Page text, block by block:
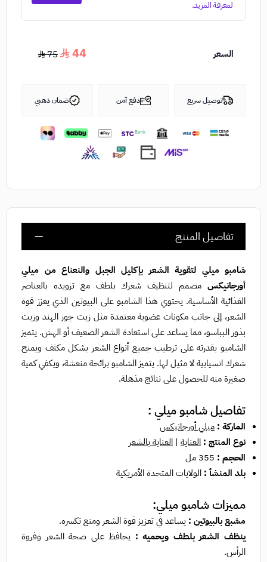
السعر 44
75
توصيل سريع دفع آمن ضمان ذهبي
تفاصيل المنتج
شامبو ميلي لتقوية الشعر بإكليل الجبل والنعناع من ميلي
أورجانيكس مصمم لتنظيف شعرك بلطف مع تزويده بالعناصر
الغذائية الأساسية. يحتوي هذا الشامبو على البيوتين الذي يعزز قوة
الشعر، إلى جانب مكونات عضوية معتمدة مثل زيت جوز الهند وزيت
بذور البباسو، مما يساعد على استعادة الشعر الضعيف أو الهش. يتميز
الشامبو بقدرته على ترطيب جميع أنواع الشعر بشكل مكثف ويمنح
شعرك انسيابية لا مثيل لها. يتميز الشامبو برائحة منعشة، ويكفي كمية
صغيرة منه للحصول على نتائج مذهلة.
تفاصيل شامبو ميلي :
الماركة : ميلي أورجانيكس
نوع المنتج : العناية | العناية بالشعر
الحجم :
بلد المنشأ : الولايات المتحدة الأمريكية
مميزات شامبو ميلي:
مشبع بالبيوتين : يساعد في تعزيز قوة الشعر ومنع تكسره.
ينظف الشعر بلطف ويحميه : يحافظ على صحة الشعر وفروة
الرأس.